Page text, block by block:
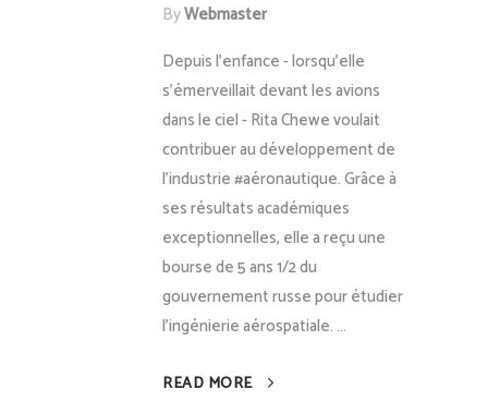
ByWebmaster
Depuis l'enfance - lorsqu'elle
s'émerveillait devant les avions
dans le ciel - Rita Chewe voulait
contribuer au développement de
l'industrie #aéronautique. Grâce à
ses résultats académiques
exceptionnelles, elle a reçu une
bourse de 5 ans 1/2 du
gouvernement russe pour étudier
l’ingénierie aérospatiale. ...
READ MORE